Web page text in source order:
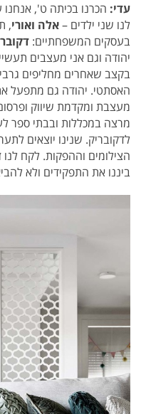
עדי: הכרנו בכיתה ט',
לנו שני ילדים –אלה ואורי,
בעסקים המשפחתיים:
יהודה וגם אני מעצבים
בקצב שאחרים מחליפים
האסתטי. יהודה גם מתפעל
מעצבת ומקדמת שיווק
מרצה במכללות ובבתי ספר
לדקובריק. שנינו יוצאים
הצילומים וההפקות. לקח
ביננו את התפקידים ולא